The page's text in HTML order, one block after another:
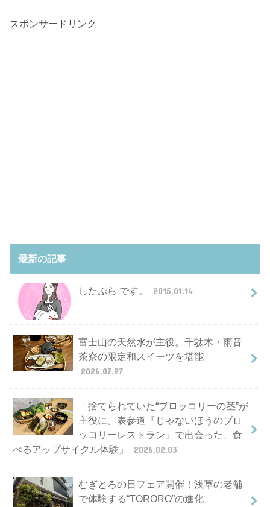
スポンサードリンク
最新の記事
したぷら です。 2015.01.14
富士山の天然水が主役。千駄木・雨音
茶寮の限定和スイーツを堪能
2026.07.27
「捨てられていた“ブロッコリーの茎”が
主役に。表参道『じゃないほうのブロ
ッコリーレストラン』で出会った、食
べるアップサイクル体験」
2026.02.03
むぎとろの日フェア開催！浅草の老舗
で体験する“TORORO”の進化